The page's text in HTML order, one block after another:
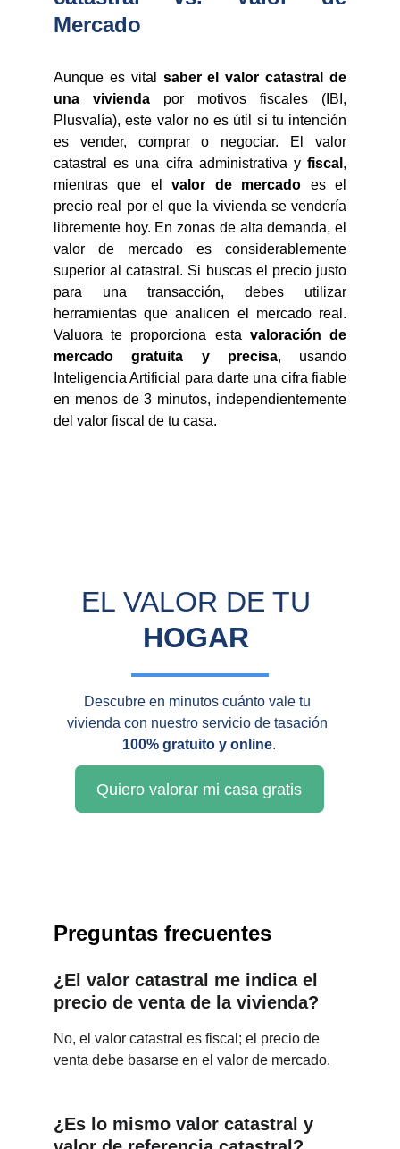
Mercado
Aunque es vital saber el valor catastral de
una vivienda por motivos fiscales (IBI,
Plusvalía), este valor no es útil si tu intención
es vender, comprar o negociar. El valor
catastral es una cifra administrativa y fiscal ,
mientras que elvalor de mercado es el
precio real por el que la vivienda se vendería
libremente hoy. En zonas de alta demanda, el
valor de mercado es considerablemente
superior al catastral. Si buscas el precio justo
para una transacción, debes utilizar
herramientas que analicen el mercado real.
Valuora te proporciona esta valoración de
mercado gratuita y precisa, usando
Inteligencia Artificial para darte una cifra fiable
en menos de 3 minutos, independientemente
del valor fiscal de tu casa.
EL VALOR DE TU
HOGAR
Quiero valorar mi casa gratis
Descubre en minutos cuánto vale tu
vivienda con nuestro servicio de tasación
100% gratuito y online.
Preguntas frecuentes
¿El valor catastral me indica el
precio de venta de la vivienda?
No, el valor catastral es fiscal; el precio de
venta debe basarse en el valor de mercado.
¿Es lo mismo valor catastral y